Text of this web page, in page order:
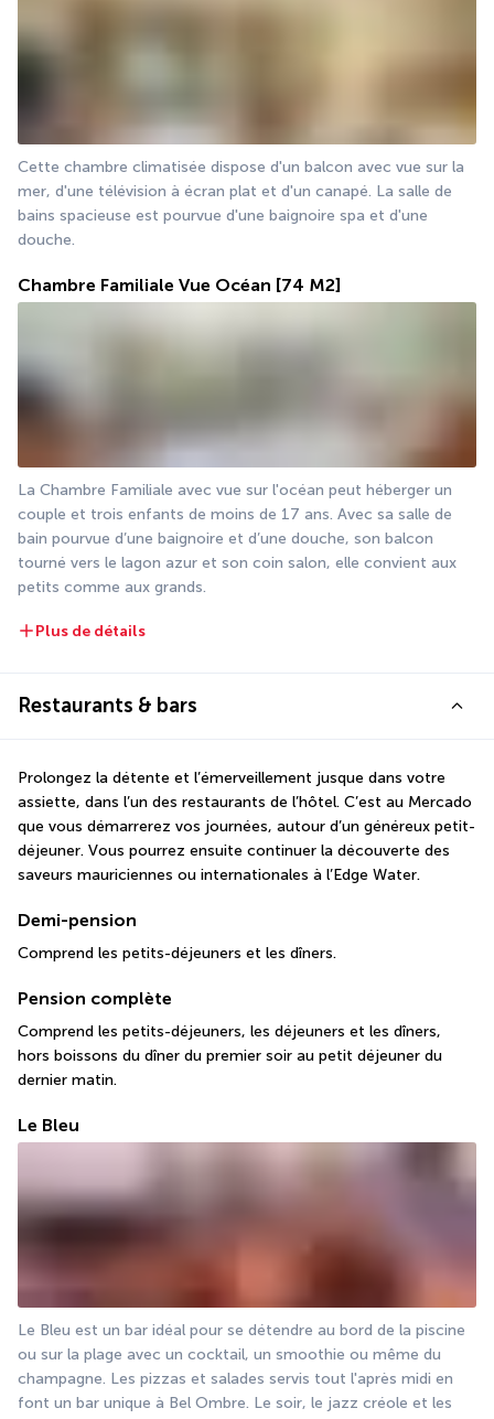
Cette chambre climatisée dispose d'un balcon avec vue sur la
mer, d'une télévision à écran plat et d'un canapé. La salle de
bains spacieuse est pourvue d'une baignoire spa et d'une
douche.
Chambre Familiale Vue Océan [74 M2]
La Chambre Familiale avec vue sur l'océan peut héberger un
couple et trois enfants de moins de 17 ans. Avec sa salle de
bain pourvue d’une baignoire et d’une douche, son balcon
tourné vers le lagon azur et son coin salon, elle convient aux
petits comme aux grands.
Plus de détails
Restaurants & bars
Prolongez la détente et l’émerveillement jusque dans votre
assiette, dans l’un des restaurants de l’hôtel. C’est au Mercado
que vous démarrerez vos journées, autour d’un généreux petit-
déjeuner. Vous pourrez ensuite continuer la découverte des
saveurs mauriciennes ou internationales à l’Edge Water.
Demi-pension
Comprend les petits-déjeuners et les dîners.
Pension complète
Comprend les petits-déjeuners, les déjeuners et les dîners,
hors boissons du dîner du premier soir au petit déjeuner du
dernier matin.
Le Bleu
Le Bleu est un bar idéal pour se détendre au bord de la piscine
ou sur la plage avec un cocktail, un smoothie ou même du
champagne. Les pizzas et salades servis tout l'après midi en
font un bar unique à Bel Ombre. Le soir, le jazz créole et les